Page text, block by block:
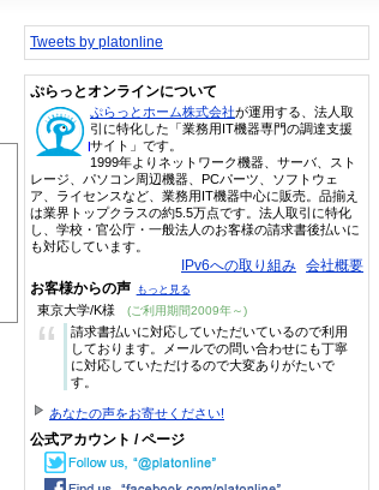
Tweets by platonline
ぷらっとオンラインについて
ぷらっとホーム株式会社が運用する、法人取
引に特化した「業務用IT機器専門の調達支援
サイト」です。
1999年よりネットワーク機器、サーバ、スト
レージ、パソコン周辺機器、PCパーツ、ソフトウェ
ア、ライセンスなど、業務用IT機器中心に販売。品揃え
は業界トップクラスの約5.5万点です。法人取引に特化
し、学校・官公庁・一般法人のお客様の請求書後払いに
も対応しています。
IPv6への取り組み 会社概要
お客様からの声 もっと見る
東京大学/K様 (ご利用期間2009年～)
“
請求書払いに対応していただいているので利用
しております。メールでの問い合わせにも丁寧
に対応していただけるので大変ありがたいで
す。
あなたの声をお寄せください!
公式アカウント / ページ